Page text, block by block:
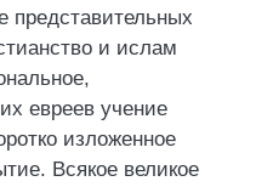
представительных
и ислам
евреев учение
изложенное
Всякое великое